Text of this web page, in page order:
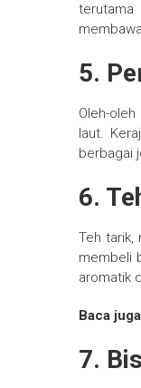
terutama
5.
Oleh-
laut.
berbagai
6.
Teh tarik,
membeli
aromatik
Baca
7.